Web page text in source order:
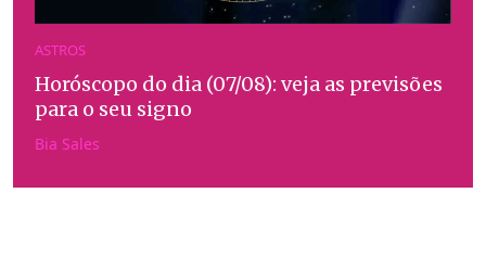
ASTROS
Horóscopo do dia (07/08): veja as previsões
para o seu signo
Bia Sales